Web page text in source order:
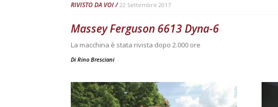
RIVISTO DA VOI 22 Settembre 2017
Massey Ferguson 6613 Dyna-6
La macchina è stata rivista dopo 2.000 ore
Di Rino Bresciani -